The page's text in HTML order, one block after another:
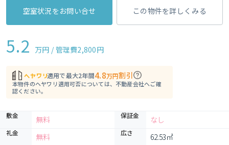
空室状況をお問い合せ この物件を詳しくみる
5.2 万円 / 管理費2,800円
適用で最大2年間4.8万円割引
本物件のヘヤワリ適用可否については、不動産会社へご確
認ください。
敷金 無料 保証金 なし
礼金 無料 広さ 62.53㎡